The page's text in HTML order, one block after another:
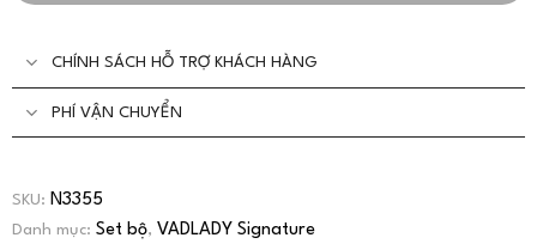
CHÍNH SÁCH HỖ TRỢ KHÁCH HÀNG
PHÍ VẬN CHUYỂN
SKU: N3355
Danh mục: Set bộ, VADLADY Signature